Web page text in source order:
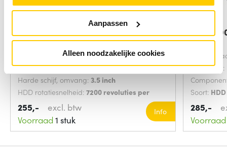
Aanpassen
Alleen noodzakelijke cookies
DELL WG9R0 interne harde schijf 2
TB 7200
Interface:SATA III
Harde schijf, omvang: 3.5 inch
HDD rotatiesnelheid: 7200 revoluties per
minuut
255,-
excl. btw
Voorraad 1 stuk
Info
DELL
2 TB
HDD
Hot-swap:
Soort: HDD
285,-
Voorraad